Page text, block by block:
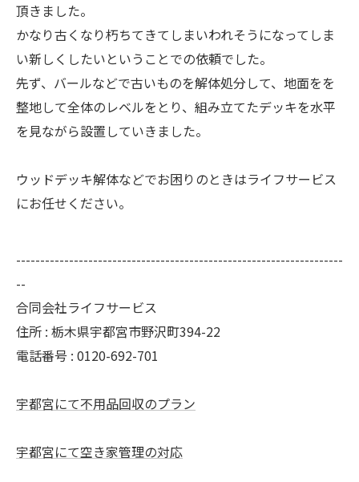
頂きました。
かなり古くなり朽ちてきてしまいわれそうになってしま
い新しくしたいということでの依頼でした。
先ず、バールなどで古いものを解体処分して、地面をを
整地して全体のレベルをとり、組み立てたデッキを水平
を見ながら設置していきました。
ウッドデッキ解体などでお困りのときはライフサービス
にお任せください。
--------------------------------------------------------------------
--
合同会社ライフサービス
住所 : 栃木県宇都宮市野沢町394-22
電話番号 : 0120-692-701
宇都宮にて不用品回収のプラン
宇都宮にて空き家管理の対応